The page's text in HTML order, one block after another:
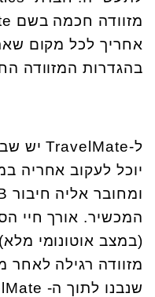
מזוודה חכמה בשם
אחריך לכל מקום
בהגדרות המזוודה
ל-TravelMate יש
יוכל לעקוב אחריה
ומחובר אליה חיבור
המכשיר. אורך חיי
(במצב אוטונומי
מזוודה רגילה לאחר
שנבנו לתוך ה-